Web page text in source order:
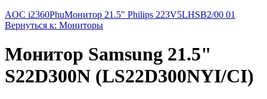
AOC i2360PhuМонитор 21.5" Philips 223V5LHSB2/00 01
Вернуться к: Мониторы
Монитор Samsung 21.5"
S22D300N (LS22D300NYI/CI)